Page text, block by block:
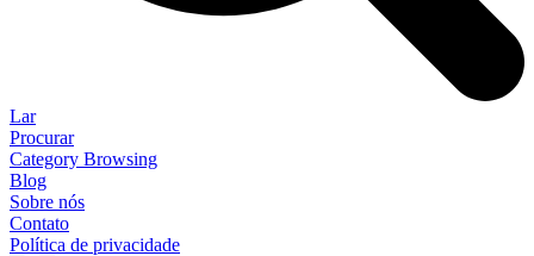
Lar
Procurar
Category Browsing
Blog
Sobre nós
Contato
Política de privacidade